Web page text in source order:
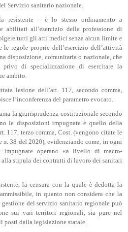
Servizio sanitario nazionale.
resistente – è lo stesso ordinamento a
abilitati all’esercizio della professione di
tutti gli atti medici senza alcun limite e
regole proprie dell’esercizio dell’attività
disposizione, comunitaria o nazionale, che
di specializzazione di esercitare la
ambito.
lesione dell’art. 117, secondo comma,
l’inconferenza del parametro evocato.
la giurisprudenza costituzionale secondo
le disposizioni impugnate è quello della
117, terzo comma, Cost. (vengono citate le
n. 38 del 2020), evidenziando come, in ogni
impugnate operano «a livello di macro-
alla stipula dei contratti di lavoro dei sanitari
la censura con la quale è dedotta la
in quanto non considera che la
del servizio sanitario regionale può
sui vari territori regionali, sia pure nel
dalla legislazione statale.